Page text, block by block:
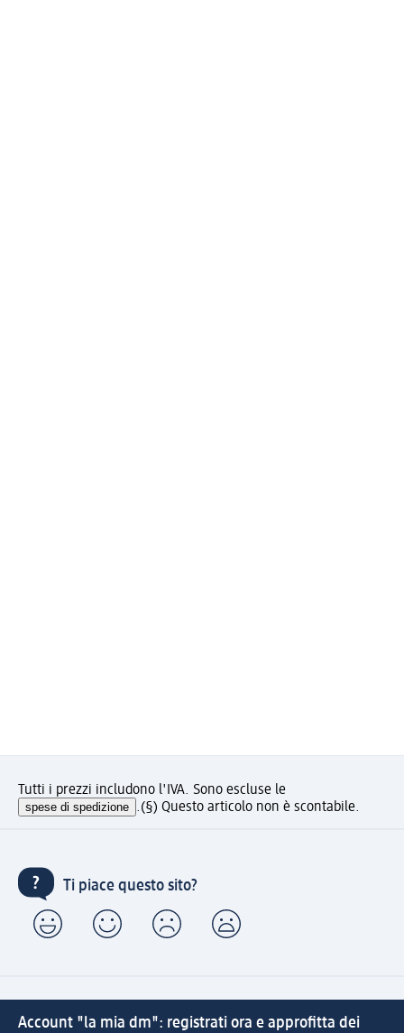
Tutti i prezzi includono l'IVA. Sono escluse le
spese di spedizione .(§) Questo articolo non è scontabile.
Ti piace questo sito?
Account "la mia dm": registrati ora e approfitta dei